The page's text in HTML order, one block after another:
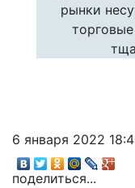
рынки
6 января 2022
поделиться...